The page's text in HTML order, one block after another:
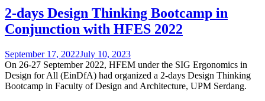
2-days Design Thinking Bootcamp in
Conjunction with HFES 2022
September 17, 2022July 10, 2023
On 26-27 September 2022, HFEM under the SIG Ergonomics in
Design for All (EinDfA) had organized a 2-days Design Thinking
Bootcamp in Faculty of Design and Architecture, UPM Serdang.